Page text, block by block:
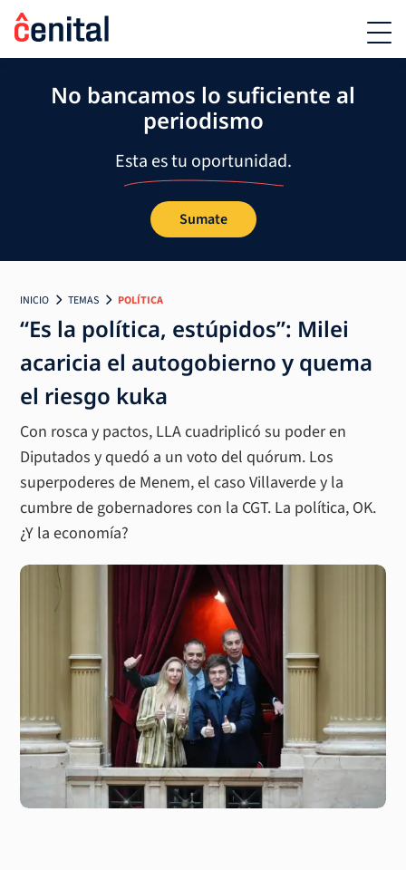
No bancamos lo suficiente al
periodismo
Esta es tu oportunidad.
Sumate
INICIO TEMAS POLÍTICA
“Es la política, estúpidos”: Milei
acaricia el autogobierno y quema
el riesgo kuka
Con rosca y pactos, LLA cuadriplicó su poder en
Diputados y quedó a un voto del quórum. Los
superpoderes de Menem, el caso Villaverde y la
cumbre de gobernadores con la CGT. La política, OK.
¿Y la economía?